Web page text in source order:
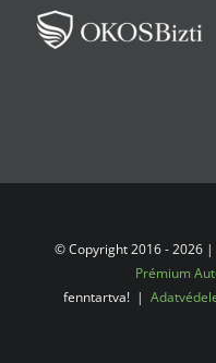
© Copyright 2016 -2026 |
Prémium
fenntartva! |